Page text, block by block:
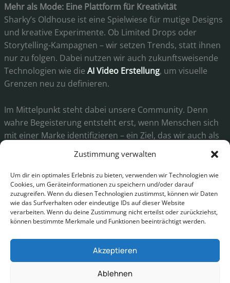
Zustimmung verwalten
Um dir ein optimales Erlebnis zu bieten, verwenden wir Technologien wie
Cookies, um Geräteinformationen zu speichern und/oder darauf
zuzugreifen. Wenn du diesen Technologien zustimmst, können wir Daten
wie das Surfverhalten oder eindeutige IDs auf dieser Website
verarbeiten. Wenn du deine Zustimmung nicht erteilst oder zurückziehst,
können bestimmte Merkmale und Funktionen beeinträchtigt werden.
Akzeptieren
Ablehnen
Mehr als Mode: Eine Plattform für Kreativität
Sharky’s Oldhouse ist eine Spielwiese für mutige Designs
und kreative Experimente. Ob Limited Drops oder
Storytelling-Kampagnen – wir setzen Trends, statt ihnen
nur zu folgen. Dabei nutzen wir auch zukunftsweisende
Technologien wie dieAI Video Erstellung, um visuelle
Grenzen neu zu definieren.
Im Mittelpunkt steht dabei unsere Community. Denn
wahre Begeisterung entsteht erst, wenn Menschen sich
mit einer Marke identifizieren – ein Ziel, das wir auch als
bei jedem Live-Projekt
Schau doch mal bei unserem Partner vorbei:
Sharky’s Oldhouse
Von einem kleinen Shop zur Streetwear-Marke